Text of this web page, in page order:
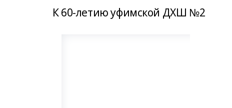
К 60-летию уфимской ДХШ №2